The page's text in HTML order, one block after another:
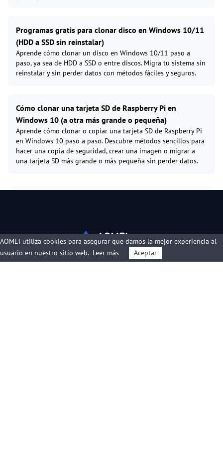
Programas gratis para clonar disco en Windows 10/11
(HDD a SSD sin reinstalar)
Aprende cómo clonar un disco en Windows 10/11 paso a
paso, ya sea de HDD a SSD o entre discos. Migra tu sistema sin
reinstalar y sin perder datos con métodos fáciles y seguros.
Cómo clonar una tarjeta SD de Raspberry Pi en
Windows 10 (a otra más grande o pequeña)
Aprende cómo clonar o copiar una tarjeta SD de Raspberry Pi
en Windows 10 paso a paso. Descubre métodos sencillos para
hacer una copia de seguridad, crear una imagen o migrar a
una tarjeta SD más grande o más pequeña sin perder datos.
AOMEI utiliza cookies para asegurar que damos la mejor experiencia al
usuario en nuestro sitio web. Leer más Aceptar